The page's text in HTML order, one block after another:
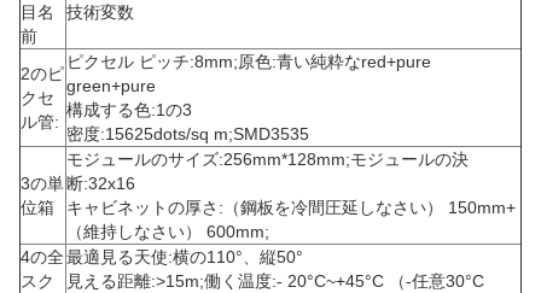
目名
前
技術変数
2のピ
クセ
ル管:
ピクセル ピッチ:8mm;原色:青い純粋なred+pure
green+pure
構成する色:1の3
密度:15625dots/sq m;SMD3535
3の単
位箱
モジュールのサイズ:256mm*128mm;モジュールの決
断:32x16
キャビネットの厚さ:（鋼板を冷間圧延しなさい） 150mm+
（維持しなさい） 600mm;
4の全
スク
最適見る天使:横の110°、縦50°
見える距離:>15m;働く温度:- 20°C~+45°C （-任意30°C